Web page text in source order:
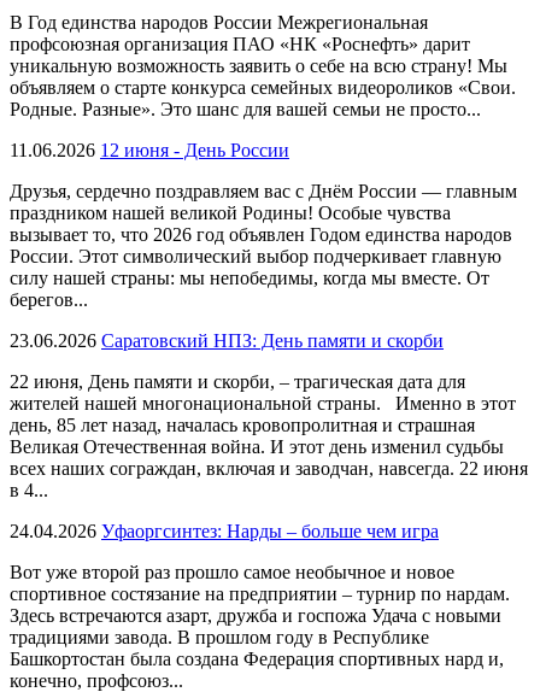
В Год единства народов России Межрегиональная
профсоюзная организация ПАО «НК «Роснефть» дарит
уникальную возможность заявить о себе на всю страну! Мы
объявляем о старте конкурса семейных видеороликов «Свои.
Родные. Разные». Это шанс для вашей семьи не просто...
11.06.2026 12 июня - День России
Друзья, сердечно поздравляем вас с Днём России — главным
праздником нашей великой Родины! Особые чувства
вызывает то, что 2026 год объявлен Годом единства народов
России. Этот символический выбор подчеркивает главную
силу нашей страны: мы непобедимы, когда мы вместе. От
берегов...
23.06.2026 Саратовский НПЗ: День памяти и скорби
22 июня, День памяти и скорби, – трагическая дата для
жителей нашей многонациональной страны. Именно в этот
день, 85 лет назад, началась кровопролитная и страшная
Великая Отечественная война. И этот день изменил судьбы
всех наших сограждан, включая и заводчан, навсегда. 22 июня
в 4...
24.04.2026 Уфаоргсинтез: Нарды – больше чем игра
Вот уже второй раз прошло самое необычное и новое
спортивное состязание на предприятии – турнир по нардам.
Здесь встречаются азарт, дружба и госпожа Удача с новыми
традициями завода. В прошлом году в Республике
Башкортостан была создана Федерация спортивных нард и,
конечно, профсоюз...